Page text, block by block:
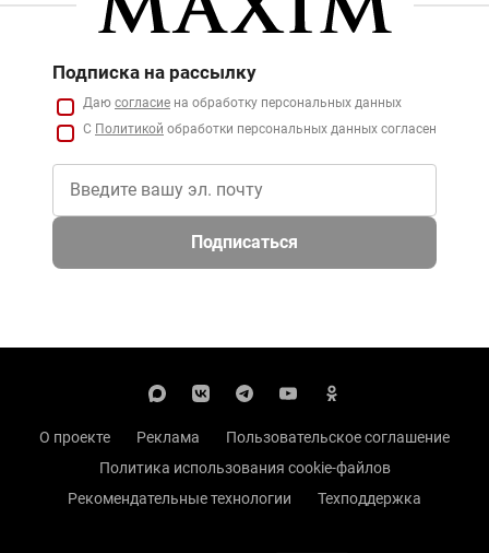
Подписка на рассылку
Даю согласие на обработку персональных данных
С Политикой обработки персональных данных согласен
Подписаться
О проекте Реклама
Пользовательское соглашение
Политика использования cookie-файлов
Рекомендательные технологии
Техподдержка